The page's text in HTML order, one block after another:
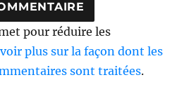
pour réduire les
plus sur la façon dont les
sont traitées.